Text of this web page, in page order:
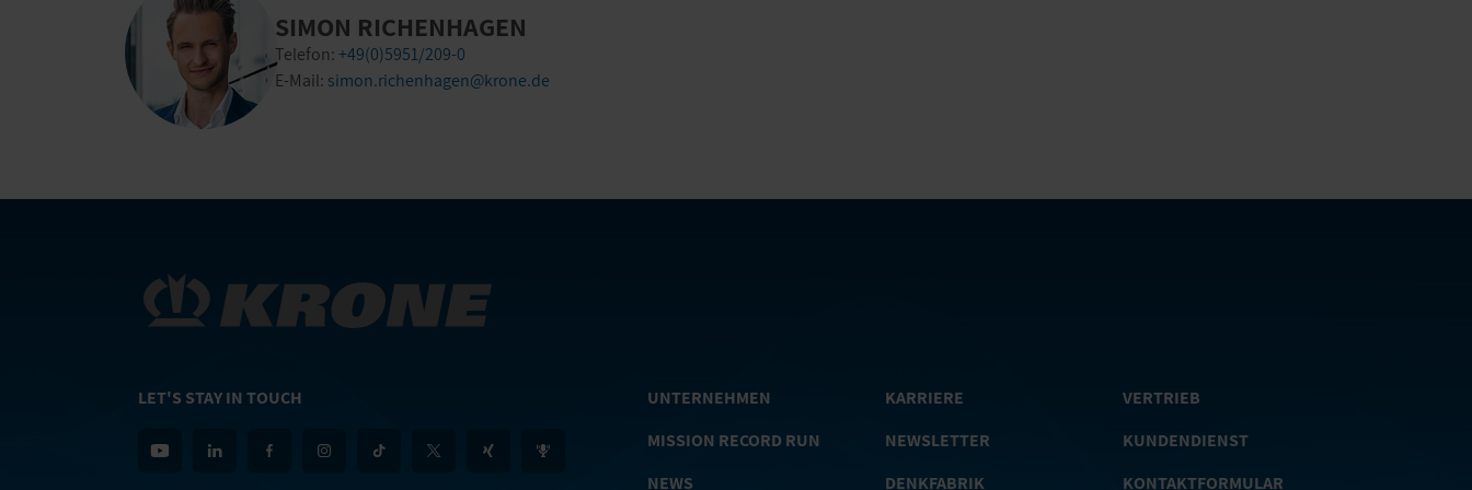
SIMON RICHENHAGEN
Telefon:+49(0)5951/209-0
E-Mail: simon.richenhagen@krone.de
LET'S STAY IN TOUCH
UNTERNEHMEN
MISSION RECORD RUN
NEWS
KARRIERE
NEWSLETTER
DENKFABRIK
VERTRIEB
KUNDENDIENST
KONTAKTFORMULAR